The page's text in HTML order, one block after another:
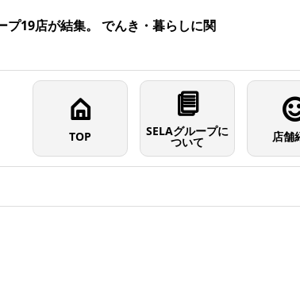
プ19店が結集。 でんき・暮らしに関
TOP SELAグループに
ついて 店舗